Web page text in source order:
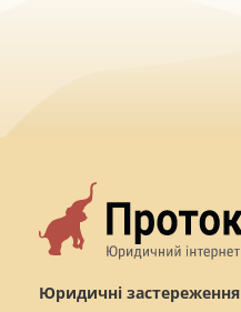
Юридичні застереження